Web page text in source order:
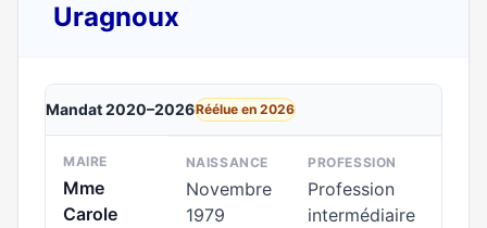
Uragnoux
Mandat 2020–2026Réélue en 2026
MAIRE
Mme
Carole
NAISSANCE
Novembre
1979
PROFESSION
Profession
intermédiaire